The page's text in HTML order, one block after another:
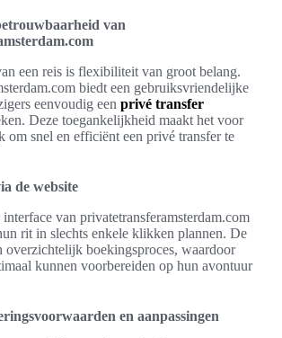
van
een reis is flexibiliteit van groot belang.
biedt een gebruiksvriendelijke
eenvoudig een privé transfer
Deze toegankelijkheid maakt het voor
om snel en efficiënt een privé transfer te
de website
van privatetransferamsterdam.com
rit in slechts enkele klikken plannen. De
overzichtelijk boekingsproces, waardoor
kunnen voorbereiden op hun avontuur
en aanpassingen